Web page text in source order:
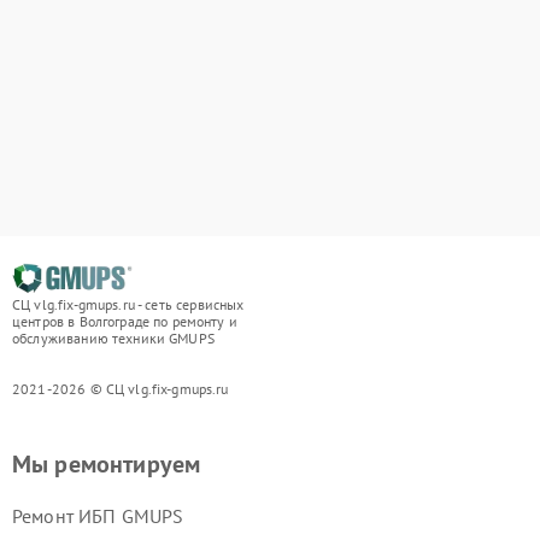
СЦ vlg.fix-gmups.ru - сеть сервисных
центров в Волгограде по ремонту и
обслуживанию техники GMUPS
2021-2026 © СЦ vlg.fix-gmups.ru
Мы ремонтируем
Ремонт ИБП GMUPS